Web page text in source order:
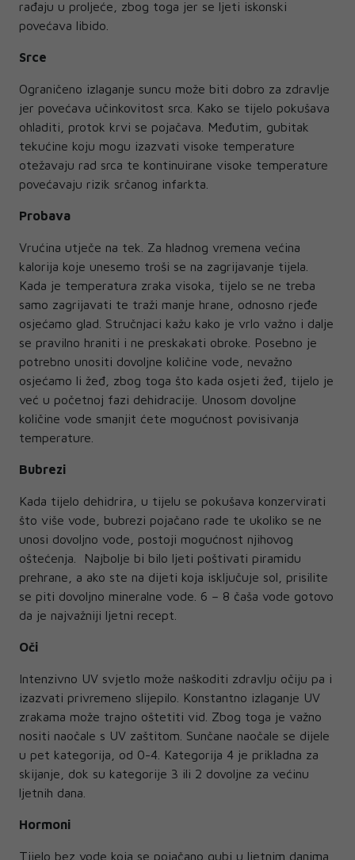
rađaju u proljeće, zbog toga jer se ljeti iskonski
povećava libido.
Srce
Ograničeno izlaganje suncu može biti dobro za zdravlje
jer povećava učinkovitost srca. Kako se tijelo pokušava
ohladiti, protok krvi se pojačava. Međutim, gubitak
tekućine koju mogu izazvati visoke temperature
otežavaju rad srca te kontinuirane visoke temperature
povećavaju rizik srčanog infarkta.
Probava
Vrućina utječe na tek. Za hladnog vremena većina
kalorija koje unesemo troši se na zagrijavanje tijela.
Kada je temperatura zraka visoka, tijelo se ne treba
samo zagrijavati te traži manje hrane, odnosno rjeđe
osjećamo glad. Stručnjaci kažu kako je vrlo važno i dalje
se pravilno hraniti i ne preskakati obroke. Posebno je
potrebno unositi dovoljne količine vode, nevažno
osjećamo li žeđ, zbog toga što kada osjeti žeđ, tijelo je
već u početnoj fazi dehidracije. Unosom dovoljne
količine vode smanjit ćete mogućnost povisivanja
temperature.
Bubrezi
Kada tijelo dehidrira, u tijelu se pokušava konzervirati
što više vode, bubrezi pojačano rade te ukoliko se ne
unosi dovoljno vode, postoji mogućnost njihovog
oštećenja. Najbolje bi bilo ljeti poštivati piramidu
prehrane, a ako ste na dijeti koja isključuje sol, prisilite
se piti dovoljno mineralne vode. 6 – 8 čaša vode gotovo
da je najvažniji ljetni recept.
Oči
Intenzivno UV svjetlo može naškoditi zdravlju očiju pa i
izazvati privremeno slijepilo. Konstantno izlaganje UV
zrakama može trajno oštetiti vid. Zbog toga je važno
nositi naočale s UV zaštitom. Sunčane naočale se dijele
u pet kategorija, od 0-4. Kategorija 4 je prikladna za
skijanje, dok su kategorije 3 ili 2 dovoljne za većinu
ljetnih dana.
Hormoni
Tijelo bez vode koja se pojačano gubi u ljetnim danima